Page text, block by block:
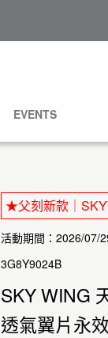
EVENTS
★父刻新款｜
活動期間：2026/07/
3G8Y9024B
SKY WING
透氣翼片永